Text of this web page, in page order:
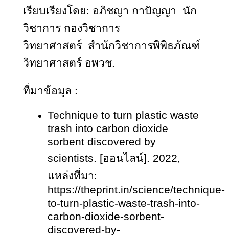
เรียบเรียงโดย: อภิชญา กาปัญญา นัก
วิชาการ กองวิชาการ
วิทยาศาสตร์ สำนักวิชาการพิพิธภัณฑ์
วิทยาศาสตร์ อพวช.
ที่มาข้อมูล :
Technique to turn plastic waste
trash into carbon dioxide
sorbent discovered by
scientists. [ออนไลน์]. 2022,
แหล่งที่มา:
https://theprint.in/science/technique-
to-turn-plastic-waste-trash-into-
carbon-dioxide-sorbent-
discovered-by-